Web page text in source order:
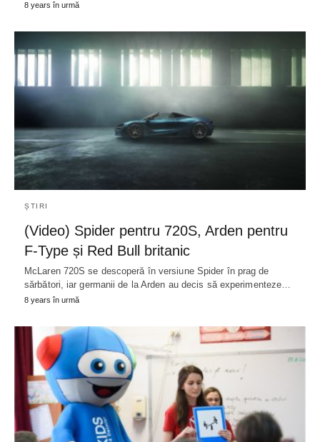
8 years în urmă
ȘTIRI
(Video) Spider pentru 720S, Arden pentru
F-Type și Red Bull britanic
McLaren 720S se descoperă în versiune Spider în prag de
sărbători, iar germanii de la Arden au decis să experimenteze…
8 years în urmă